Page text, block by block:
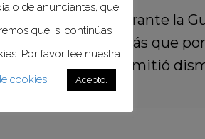
de soldados durante la
y disentería), más que
permitió
o de anunciantes, que
que, si continúas
Por favor lee nuestra
cookies. Acepto.